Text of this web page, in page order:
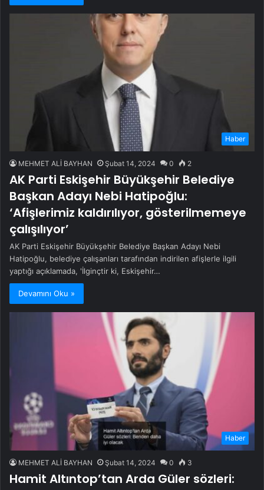
Haber
MEHMET ALİ BAYHAN Şubat 14, 2024 0 2
AK Parti Eskişehir Büyükşehir Belediye
Başkan Adayı Nebi Hatipoğlu:
‘Afişlerimiz kaldırılıyor, gösterilmemeye
çalışılıyor’
AK Parti Eskişehir Büyükşehir Belediye Başkan Adayı Nebi
Hatipoğlu, belediye çalışanları tarafından indirilen afişlerle ilgili
yaptığı açıklamada, 'İlginçtir ki, Eskişehir…
Devamını Oku »
Haber
MEHMET ALİ BAYHAN Şubat 14, 2024 0 3
Hamit Altıntop’tan Arda Güler sözleri: